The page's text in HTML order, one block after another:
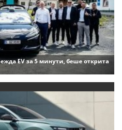
EV за 5 минути, беше открита